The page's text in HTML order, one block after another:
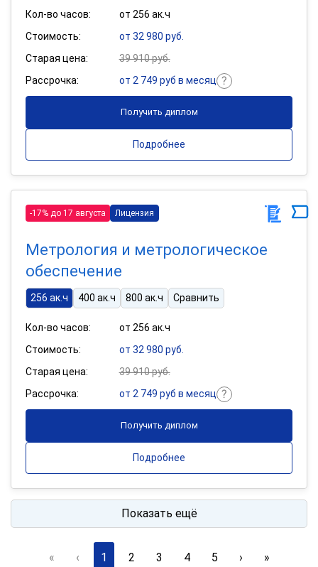
Кол-во часов:
от 256 ак.ч
Стоимость:
от 32 980 руб.
Старая цена:
39 910 руб.
Рассрочка:
от 2 749 руб в месяц
Получить диплом
Подробнее
-17% до 17 августа Лицензия
Метрология и метрологическое
обеспечение
256 ак.ч 400 ак.ч 800 ак.ч Сравнить
Кол-во часов:
от 256 ак.ч
Стоимость:
от 32 980 руб.
Старая цена:
39 910 руб.
Рассрочка:
от 2 749 руб в месяц
Получить диплом
Подробнее
Показать ещё
« ‹ 1 2 3 4 5 › »